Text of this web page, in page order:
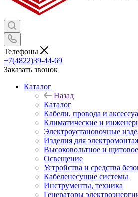
Телефоны
+7(4822)39-44-69
Заказать звонок
Каталог
Назад
Каталог
Кабели, провода и
Климатические и
Электроустановочные
Изделия для
Высоковольтное и
Освещение
Устройства и средства
Кабеленесущие системы
Инструменты, техника
Генераторы